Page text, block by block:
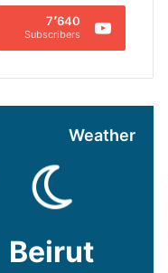
7٬640
Subscribers
Weather
Beirut